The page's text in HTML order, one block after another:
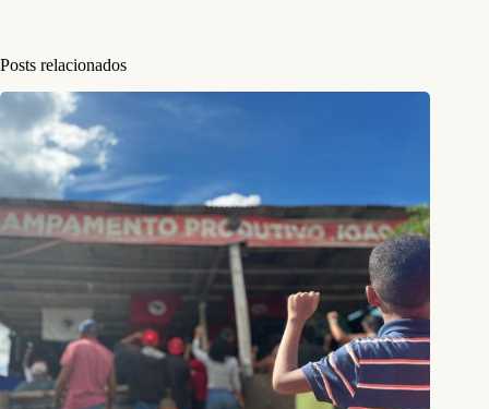
Posts relacionados